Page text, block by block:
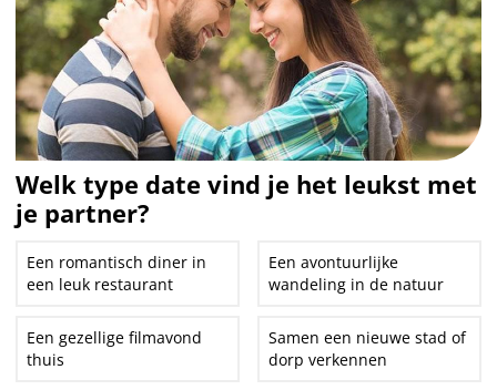
Welk type date vind je het leukst met
je partner?
Een romantisch diner in
een leuk restaurant
Een avontuurlijke
wandeling in de natuur
Een gezellige filmavond
thuis
Samen een nieuwe stad of
dorp verkennen